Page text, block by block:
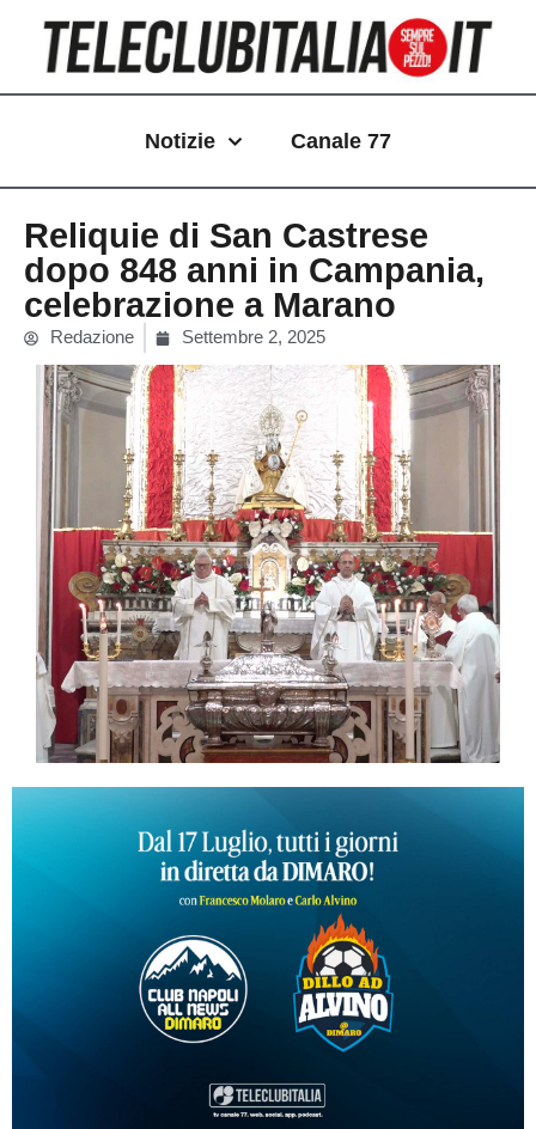
contenuto
Notizie Canale 77
Reliquie di San Castrese
dopo 848 anni in Campania,
celebrazione a Marano
Redazione Settembre 2, 2025